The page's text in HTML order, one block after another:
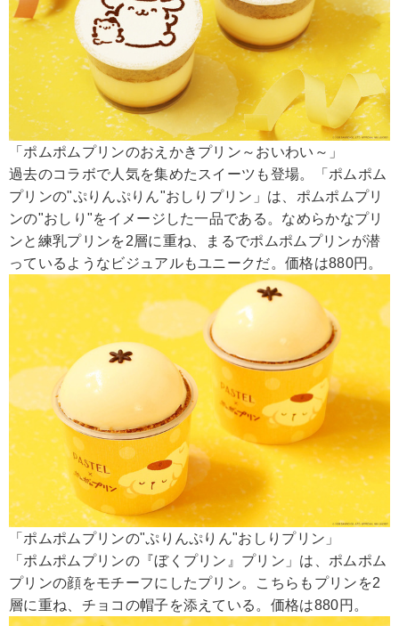
「ポムポムプリンのおえかきプリン～おいわい～」
過去のコラボで人気を集めたスイーツも登場。「ポムポム
プリンの"ぷりんぷりん"おしりプリン」は、ポムポムプリ
ンの"おしり"をイメージした一品である。なめらかなプリ
ンと練乳プリンを2層に重ね、まるでポムポムプリンが潜
っているようなビジュアルもユニークだ。価格は880円。
「ポムポムプリンの"ぷりんぷりん"おしりプリン」
「ポムポムプリンの『ぼくプリン』プリン」は、ポムポム
プリンの顔をモチーフにしたプリン。こちらもプリンを2
層に重ね、チョコの帽子を添えている。価格は880円。